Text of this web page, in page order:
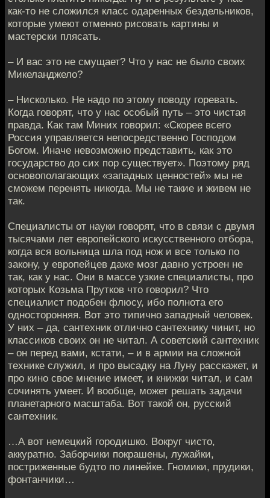
как-то не сложился класс одаренных бездельников,
которые умеют отменно рисовать картины и
мастерски плясать.
– И вас это не смущает? Что у нас не было своих
Микеланджело?
– Нисколько. Не надо по этому поводу горевать.
Когда говорят, что у нас особый путь – это чистая
правда. Как там Миних говорил: «Скорее всего
Россия управляется непосредственно Господом
Богом. Иначе невозможно представить, как это
государство до сих пор существует». Поэтому ряд
основополагающих «западных ценностей» мы не
сможем перенять никогда. Мы не такие и живем не
так.
Специалисты от науки говорят, что в связи с двумя
тысячами лет европейского искусственного отбора,
когда вся вольница шла под нож и все только по
закону, у европейцев даже мозг давно устроен не
так, как у нас. Они в массе узкие специалисты, про
которых Козьма Прутков что говорил? Что
специалист подобен флюсу, ибо полнота его
односторонняя. Вот это типично западный человек.
У них – да, сантехник отлично сантехнику чинит, но
классиков своих он не читал. А советский сантехник
– он перед вами, кстати, – и в армии на сложной
технике служил, и про высадку на Луну расскажет, и
про кино свое мнение имеет, и книжки читал, и сам
сочинять умеет. И вообще, может решать задачи
планетарного масштаба. Вот такой он, русский
сантехник.
…А вот немецкий городишко. Вокруг чисто,
аккуратно. Заборчики покрашены, лужайки,
постриженные будто по линейке. Гномики, прудики,
фонтанчики…